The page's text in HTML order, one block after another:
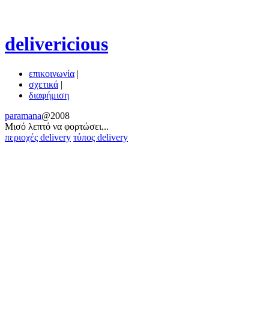
delivericious
επικοινωνία |
σχετικά |
διαφήμιση
paramana@2008
Μισό λεπτό να φoρτώσει...
περιοχές delivery τύπος delivery